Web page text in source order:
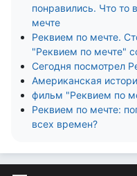
понравились. Что то
мечте
Реквием по мечте.
"Реквием по мечте"
Сегодня посмотрел
Американская
фильм "Реквием по
Реквием по мечте:
всех времен?